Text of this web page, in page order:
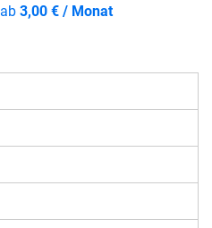
ab3,00 € / Monat